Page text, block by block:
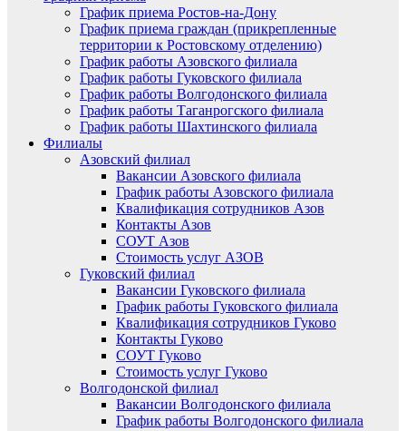
График приема Ростов-на-Дону
График приема граждан (прикрепленные
территории к Ростовскому отделению)
График работы Азовского филиала
График работы Гуковского филиала
График работы Волгодонского филиала
График работы Таганрогского филиала
График работы Шахтинского филиала
Филиалы
Азовский филиал
Вакансии Азовского филиала
График работы Азовского филиала
Квалификация сотрудников Азов
Контакты Азов
СОУТ Азов
Стоимость услуг АЗОВ
Гуковский филиал
Вакансии Гуковского филиала
График работы Гуковского филиала
Квалификация сотрудников Гуково
Контакты Гуково
СОУТ Гуково
Стоимость услуг Гуково
Волгодонской филиал
Вакансии Волгодонского филиала
График работы Волгодонского филиала